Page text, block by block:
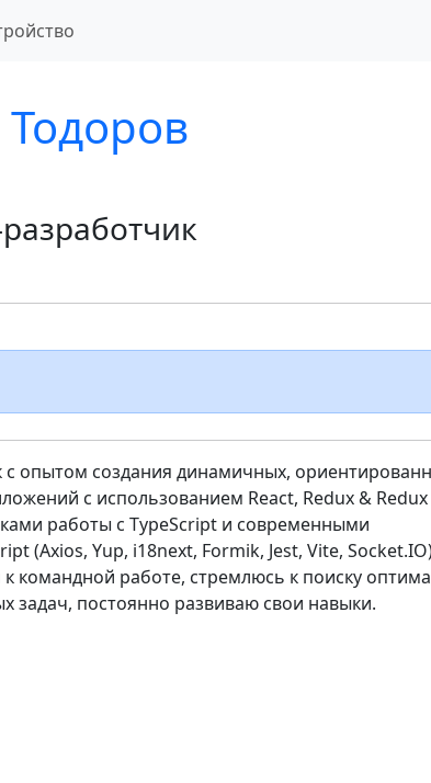
с опытом создания динамичных,
с использованием React, Redux & Redux
работы с TypeScript и современными
(Axios, Yup, i18next, Formik, Jest, Vite,
командной работе, стремлюсь к поиску
задач, постоянно развиваю свои навыки.